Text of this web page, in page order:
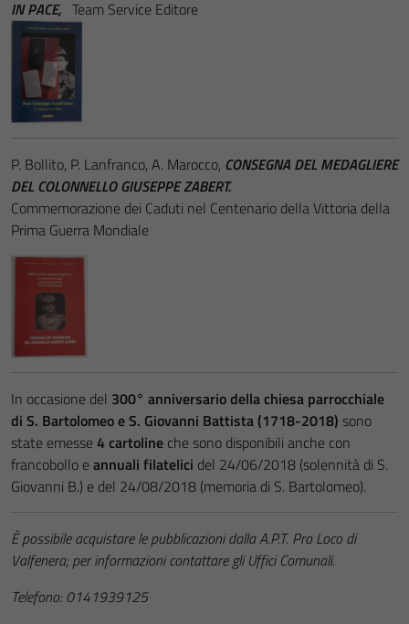
IN PACE, Team Service Editore
P. Bollito, P. Lanfranco, A. Marocco, CONSEGNA DEL MEDAGLIERE
DEL COLONNELLO GIUSEPPE ZABERT.
Commemorazione dei Caduti nel Centenario della Vittoria della
Prima Guerra Mondiale
In occasione del 300° anniversario della chiesa parrocchiale
di S. Bartolomeo e S. Giovanni Battista (1718-2018) sono
state emesse4 cartoline che sono disponibili anche con
francobollo eannuali filatelici del 24/06/2018 (solennità di S.
Giovanni B.) e del 24/08/2018 (memoria di S. Bartolomeo).
È possibile acquistare le pubblicazioni dalla A.P.T. Pro Loco di
Valfenera; per informazioni contattare gli Uffici Comunali.
Telefono: 0141939125